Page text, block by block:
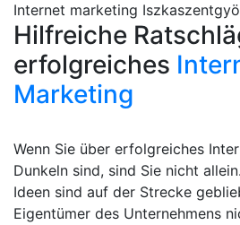
Internet marketing
Hilfreiche
erfolgreiches
Marketing
Wenn Sie über erfolgreiches
Dunkeln sind, sind Sie nicht
Ideen sind auf der Strecke
Eigentümer des Unternehmens